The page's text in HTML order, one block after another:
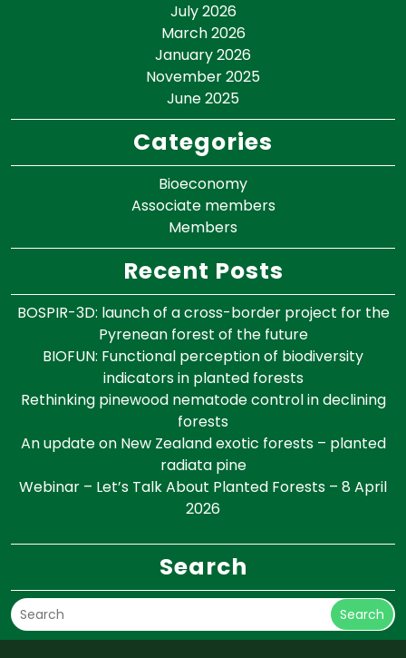
July 2026
March 2026
January 2026
November 2025
June 2025
Categories
Bioeconomy
Associate members
Members
Recent Posts
BOSPIR-3D: launch of a cross-border project for the
Pyrenean forest of the future
BIOFUN: Functional perception of biodiversity
indicators in planted forests
Rethinking pinewood nematode control in declining
forests
An update on New Zealand exotic forests – planted
radiata pine
Webinar – Let’s Talk About Planted Forests – 8 April
2026
Search
Search